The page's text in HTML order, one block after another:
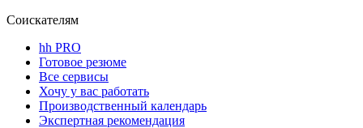
Соискателям
hh PRO
Готовое резюме
Все сервисы
Хочу у вас работать
Производственный календарь
Экспертная рекомендация